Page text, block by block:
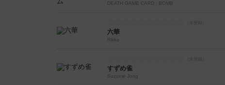
DEATH GAME CARD : BOMB
六華
Rikka
すずめ雀
Suzume Jong